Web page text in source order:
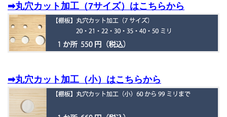
➡丸穴カット加工（7サイズ）はこちらから
➡丸穴カット加工（小）はこちらから